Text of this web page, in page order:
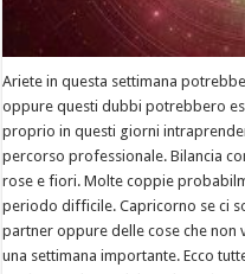
Ariete in questa settimana
oppure questi dubbi potrebbero
proprio in questi giorni
percorso professionale. Bilancia
rose e fiori. Molte coppie
periodo difficile. Capricorno se ci
partner oppure delle cose che non
una settimana importante. Ecco